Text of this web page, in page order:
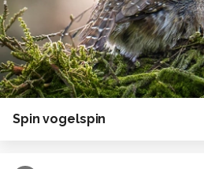
Spin vogelspin